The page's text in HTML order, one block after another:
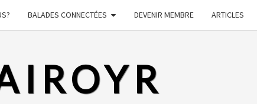
BALADES CONNECTÉES DEVENIR MEMBRE ARTICLES